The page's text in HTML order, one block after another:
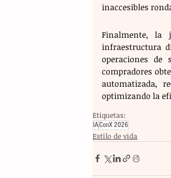
inaccesibles
Finalmente, la
infraestructura
operaciones de
compradores
automatizada,
optimizando la
Etiquetas:
IAConX 2026
Estilo de vida